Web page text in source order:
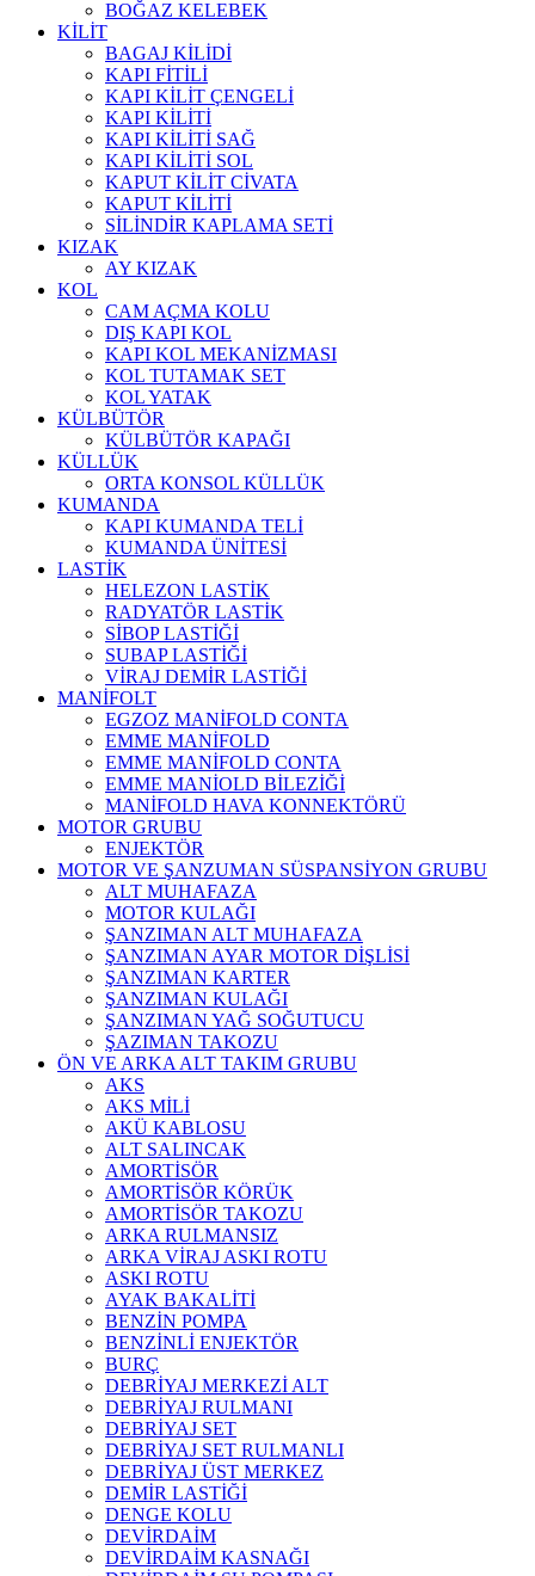
BOĞAZ KELEBEK
KİLİT
BAGAJ KİLİDİ
KAPI FİTİLİ
KAPI KİLİT ÇENGELİ
KAPI KİLİTİ
KAPI KİLİTİ SAĞ
KAPI KİLİTİ SOL
KAPUT KİLİT CİVATA
KAPUT KİLİTİ
SİLİNDİR KAPLAMA SETİ
KIZAK
AY KIZAK
KOL
CAM AÇMA KOLU
DIŞ KAPI KOL
KAPI KOL MEKANİZMASI
KOL TUTAMAK SET
KOL YATAK
KÜLBÜTÖR
KÜLBÜTÖR KAPAĞI
KÜLLÜK
ORTA KONSOL KÜLLÜK
KUMANDA
KAPI KUMANDA TELİ
KUMANDA ÜNİTESİ
LASTİK
HELEZON LASTİK
RADYATÖR LASTİK
SİBOP LASTİĞİ
SUBAP LASTİĞİ
VİRAJ DEMİR LASTİĞİ
MANİFOLT
EGZOZ MANİFOLD CONTA
EMME MANİFOLD
EMME MANİFOLD CONTA
EMME MANİOLD BİLEZİĞİ
MANİFOLD HAVA KONNEKTÖRÜ
MOTOR GRUBU
ENJEKTÖR
MOTOR VE ŞANZUMAN SÜSPANSİYON GRUBU
ALT MUHAFAZA
MOTOR KULAĞI
ŞANZIMAN ALT MUHAFAZA
ŞANZIMAN AYAR MOTOR DİŞLİSİ
ŞANZIMAN KARTER
ŞANZIMAN KULAĞI
ŞANZIMAN YAĞ SOĞUTUCU
ŞAZIMAN TAKOZU
ÖN VE ARKA ALT TAKIM GRUBU
AKS
AKS MİLİ
AKÜ KABLOSU
ALT SALINCAK
AMORTİSÖR
AMORTİSÖR KÖRÜK
AMORTİSÖR TAKOZU
ARKA RULMANSIZ
ARKA VİRAJ ASKI ROTU
ASKI ROTU
AYAK BAKALİTİ
BENZİN POMPA
BENZİNLİ ENJEKTÖR
BURÇ
DEBRİYAJ MERKEZİ ALT
DEBRİYAJ RULMANI
DEBRİYAJ SET
DEBRİYAJ SET RULMANLI
DEBRİYAJ ÜST MERKEZ
DEMİR LASTİĞİ
DENGE KOLU
DEVİRDAİM
DEVİRDAİM KASNAĞI